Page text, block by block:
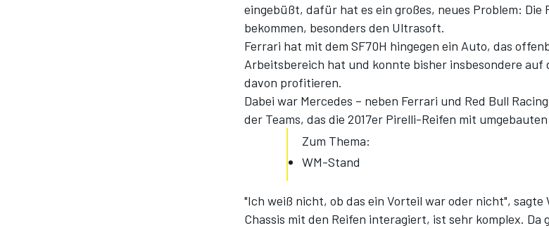
eingebüßt, dafür hat es ein großes, neues Problem: Die
bekommen, besonders den Ultrasoft.
Ferrari hat mit dem SF70H hingegen ein Auto, das
Arbeitsbereich hat und konnte bisher insbesondere auf
davon profitieren.
Dabei war Mercedes – neben Ferrari und Red Bull
der Teams, das die 2017er Pirelli-Reifen mit
Zum Thema:
WM-Stand
"Ich weiß nicht, ob das ein Vorteil war oder nicht", sagte
Chassis mit den Reifen interagiert, ist sehr komplex. Da